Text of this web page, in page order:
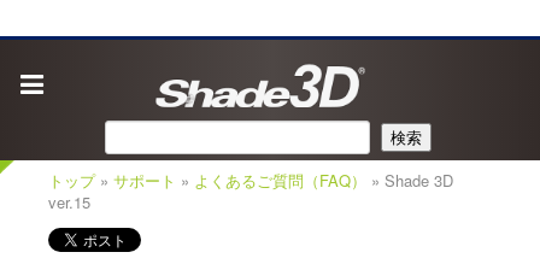
検索
トップ» サポート » よくあるご質問（FAQ）
» Shade 3D
ver.15